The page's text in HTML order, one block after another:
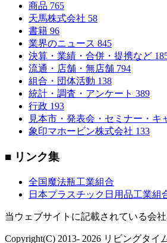
商品 765
天馬株式会社 58
書籍 96
業界のニュース 845
決算・業績・合併・提携など
流通・店舗・無店舗 794
組合・団体活動 138
統計・調査・アンケート 389
行政 193
見本市・発表会・セミナー・キ
象印マホービン株式会社 133
■ リンク集
全国魔法瓶工業組合
日本プラスチック日用品工業組
当ウェブサイトに記載されている会
Copyright(C) 2013- 2026 リビングタイ